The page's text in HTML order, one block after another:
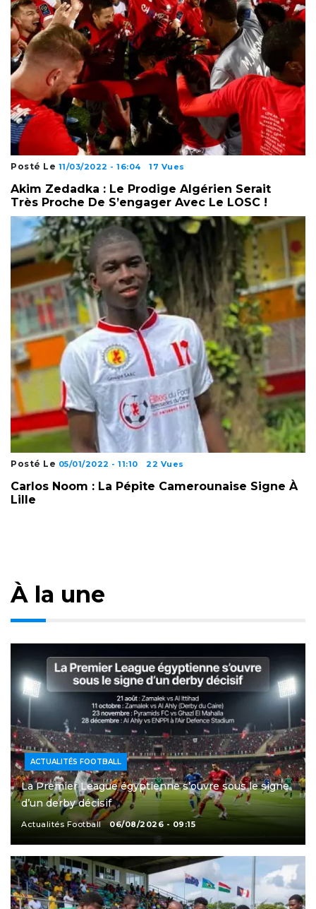
Posté Le 11/03/2022 - 16:04 17 Vues
Akim Zedadka : Le Prodige Algérien Serait
Très Proche De S’engager Avec Le LOSC !
Posté Le 05/01/2022 - 11:10 22 Vues
Carlos Noom : La Pépite Camerounaise Signe À
Lille
À la une
ACTUALITÉS FOOTBALL
La Premier League égyptienne s’ouvre sous le signe
d’un derby décisif
Actualités Football 06/08/2026 - 09:15